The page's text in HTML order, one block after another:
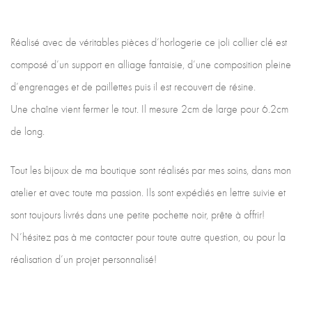
Réalisé avec de véritables pièces d’horlogerie ce joli collier clé est
composé d’un support en alliage fantaisie, d’une composition pleine
d’engrenages et de paillettes puis il est recouvert de résine.
Une chaîne vient fermer le tout. Il mesure 2cm de large pour 6.2cm
de long.
Tout les bijoux de ma boutique sont réalisés par mes soins, dans mon
atelier et avec toute ma passion. Ils sont expédiés en lettre suivie et
sont toujours livrés dans une petite pochette noir, prête à offrir!
N’hésitez pas à me contacter pour toute autre question, ou pour la
réalisation d’un projet personnalisé!